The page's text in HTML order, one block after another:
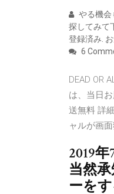
やる機会
探してみて
登録済み.
6
DEAD OR
は、当日
送無料 詳
ャルが画
2019
当然
ーを